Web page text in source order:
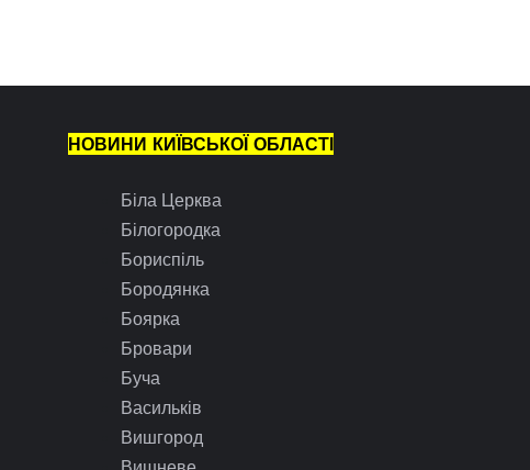
НОВИНИ КИЇВСЬКОЇ ОБЛАСТІ
Біла Церква
Білогородка
Бориспіль
Бородянка
Боярка
Бровари
Буча
Васильків
Вишгород